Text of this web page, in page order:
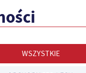
WSZYSTKIE